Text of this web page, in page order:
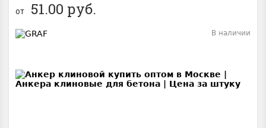
от 51.00 руб.
В наличии